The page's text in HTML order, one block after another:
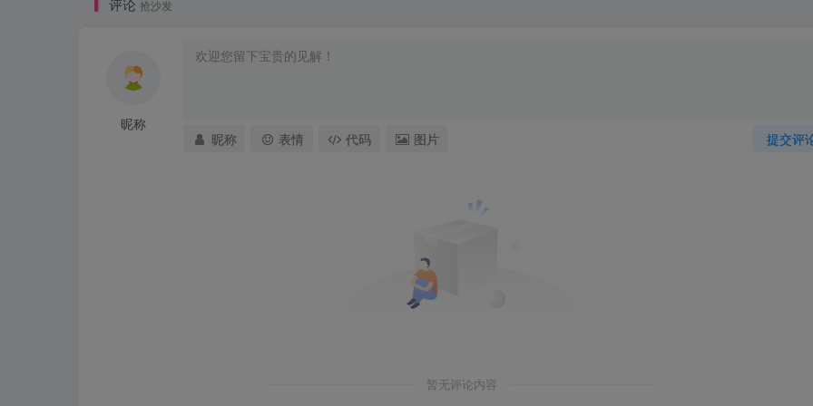
评论 抢沙发
昵称
提交评
昵称 表情 代码 图片
暂无评论内容